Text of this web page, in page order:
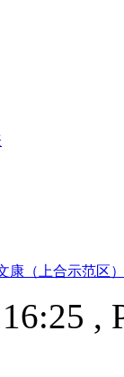
康（上合示范区
,